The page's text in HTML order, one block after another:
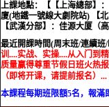
上課地點：
【【上海總部】
廈(地鐵一號線大劇院站) 【
【武漢分部】：佳源大厦（
最近開課時間(周末班/連續班/
训....实战、实操....从入门到
质量赢得尊重节假日班火热
（即将开课，请提前报名）...
本課程每期班限額5名，報滿